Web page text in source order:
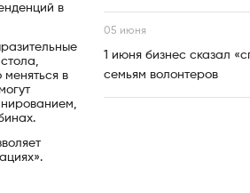
в
в
05 июня
1 июня бизнес сказал
семьям волонтеров